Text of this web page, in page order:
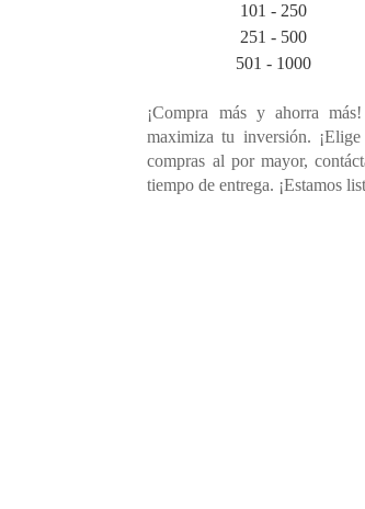
101 - 250
251 - 500
501 - 1000
¡Compra más y ahorra
maximiza tu inversión.
compras al por mayor,
tiempo de entrega. ¡Estamos